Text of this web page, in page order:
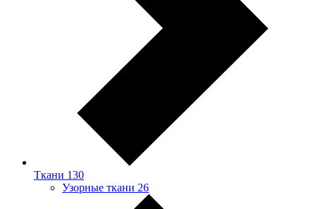
Ткани 130
Узорные ткани 26